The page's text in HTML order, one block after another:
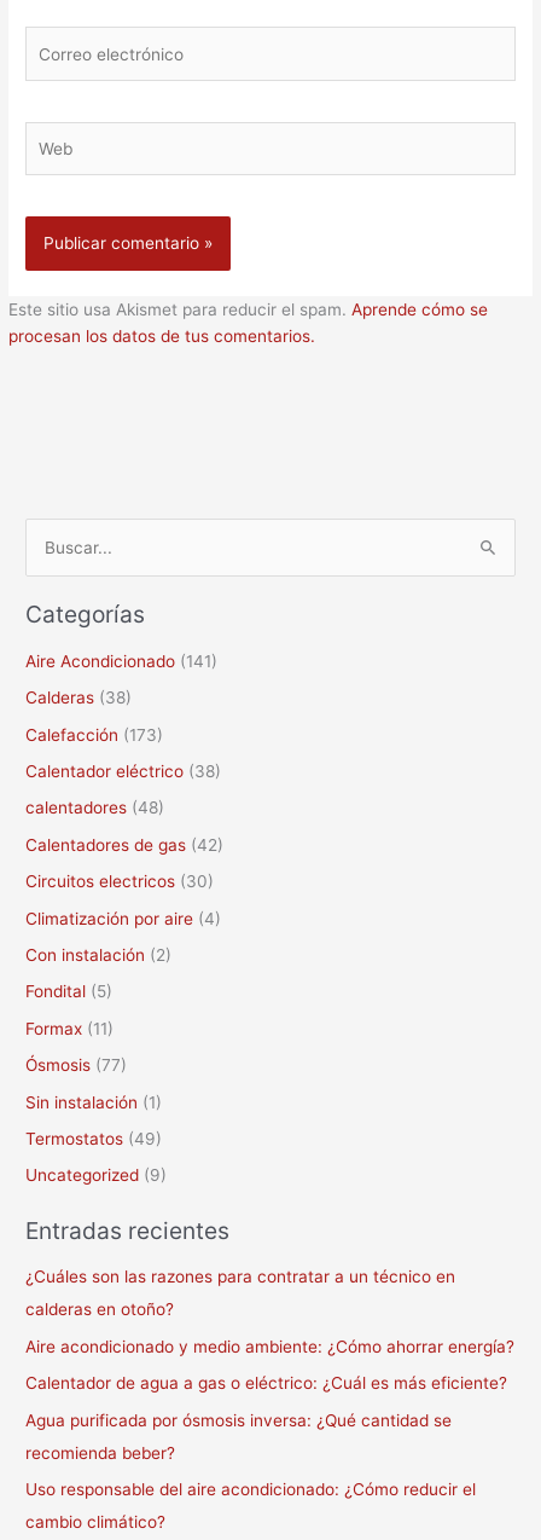
electrónico
Este sitio usa Akismet para reducir el spam.Aprende cómo se
procesan los datos de tus comentarios.
s
o
r
:
Categorías
Aire Acondicionado (141)
Calderas (38)
Calefacción (173)
Calentador eléctrico (38)
calentadores (48)
Calentadores de gas (42)
Circuitos electricos (30)
Climatización por aire (4)
Con instalación (2)
Fondital (5)
Formax (11)
Ósmosis (77)
Sin instalación (1)
Termostatos (49)
Uncategorized (9)
Entradas recientes
¿Cuáles son las razones para contratar a un técnico en
calderas en otoño?
Aire acondicionado y medio ambiente: ¿Cómo ahorrar energía?
Calentador de agua a gas o eléctrico: ¿Cuál es más eficiente?
Agua purificada por ósmosis inversa: ¿Qué cantidad se
recomienda beber?
Uso responsable del aire acondicionado: ¿Cómo reducir el
cambio climático?